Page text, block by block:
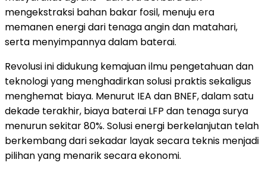
mengekstraksi bahan bakar fosil, menuju era
memanen energi dari tenaga angin dan matahari,
serta menyimpannya dalam baterai.
Revolusi ini didukung kemajuan ilmu pengetahuan dan
teknologi yang menghadirkan solusi praktis sekaligus
menghemat biaya. Menurut IEA dan BNEF, dalam satu
dekade terakhir, biaya baterai LFP dan tenaga surya
menurun sekitar 80%. Solusi energi berkelanjutan telah
berkembang dari sekadar layak secara teknis menjadi
pilihan yang menarik secara ekonomi.